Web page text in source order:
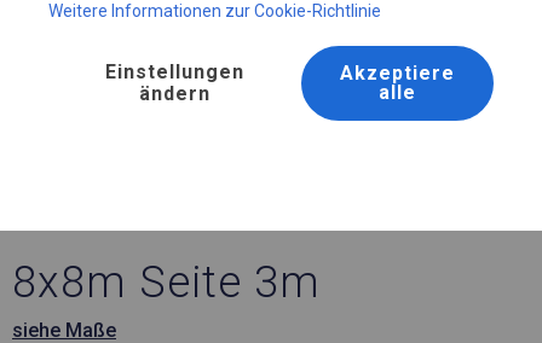
8x8m Seite 3m
siehe Maße
Weitere Informationen zur Cookie-Richtlinie
Einstellungen
ändern
Akzeptiere
alle